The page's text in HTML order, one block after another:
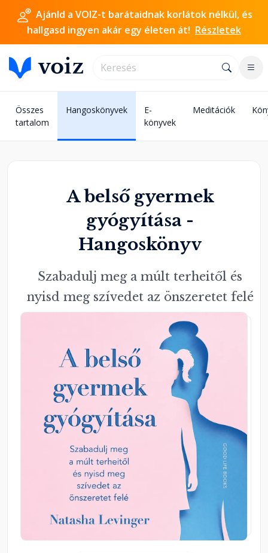
Ajánld a VOIZ-t barátaidnak korlátok nélkül, és
hallgasd ingyen akár egy életen át! Részletek
Összes
tartalom
Hangoskönyvek
E-
könyvek
Meditációk
A belső gyermek
gyógyítása -
Hangoskönyv
Szabadulj meg a múlt terheitől és
nyisd meg szívedet az önszeretet felé